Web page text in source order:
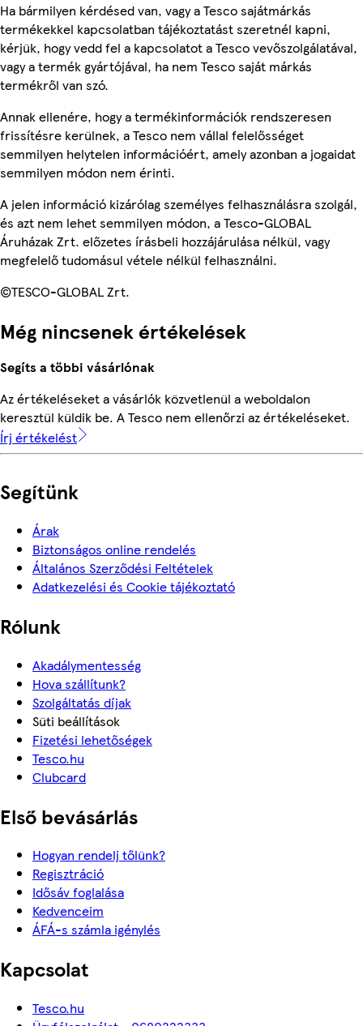
Ha bármilyen kérdésed van, vagy a Tesco sajátmárkás
termékekkel kapcsolatban tájékoztatást szeretnél kapni,
kérjük, hogy vedd fel a kapcsolatot a Tesco vevőszolgálatával,
vagy a termék gyártójával, ha nem Tesco saját márkás
termékről van szó.
Annak ellenére, hogy a termékinformációk rendszeresen
frissítésre kerülnek, a Tesco nem vállal felelősséget
semmilyen helytelen információért, amely azonban a jogaidat
semmilyen módon nem érinti.
A jelen információ kizárólag személyes felhasználásra szolgál,
és azt nem lehet semmilyen módon, a Tesco-GLOBAL
Áruházak Zrt. előzetes írásbeli hozzájárulása nélkül, vagy
megfelelő tudomásul vétele nélkül felhasználni.
©TESCO-GLOBAL Zrt.
Még nincsenek értékelések
Segíts a többi vásárlónak
Az értékeléseket a vásárlók közvetlenül a weboldalon
keresztül küldik be. A Tesco nem ellenőrzi az értékeléseket.
Írj értékelést
Segítünk
Árak
Biztonságos online rendelés
Általános Szerződési Feltételek
Adatkezelési és Cookie tájékoztató
Rólunk
Akadálymentesség
Hova szállítunk?
Szolgáltatás díjak
Süti beállítások
Fizetési lehetőségek
Tesco.hu
Clubcard
Első bevásárlás
Hogyan rendelj tőlünk?
Regisztráció
Idősáv foglalása
Kedvenceim
ÁFÁ-s számla igénylés
Kapcsolat
Tesco.hu